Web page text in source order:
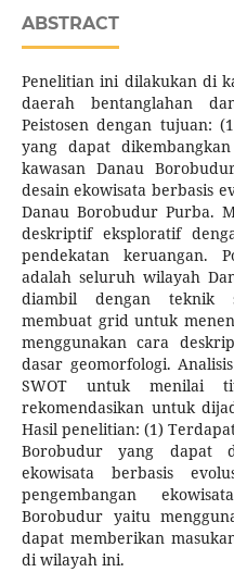
ABSTRACT
Penelitian ini dilakukan di
daerah bentanglahan
Peistosen dengan tujuan:
yang dapat
kawasan Danau
desain ekowisata berbasis
Danau Borobudur Purba.
deskriptif eksploratif
pendekatan keruangan.
adalah seluruh wilayah
diambil dengan teknik
membuat grid untuk
menggunakan cara
dasar geomorfologi.
SWOT untuk menilai
rekomendasikan untuk
Hasil penelitian: (1)
Borobudur yang dapat
ekowisata berbasis
pengembangan
Borobudur yaitu
dapat memberikan
di wilayah ini.